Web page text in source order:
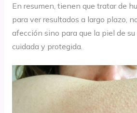
En resumen, tienen que tratar de
para ver resultados a largo plazo,
afección sino para que la piel de
cuidada y protegida.